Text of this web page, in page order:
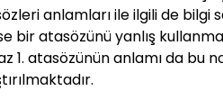
anlamları ile ilgili de bilgi
bir atasözünü yanlış
1. atasözünün anlamı da bu